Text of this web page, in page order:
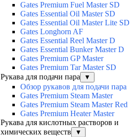
Gates Premium Fuel Master SD
Gates Essential Oil Master SD
Gates Essential Oil Master Lite SD
Gates Longhorn AF
Gates Essential Reel Master D
Gates Essential Bunker Master D
Gates Premium GP Master
Gates Premium Tar Master SD
Рукава для подачи пара
▼
Обзор рукавов для подачи пара
Gates Premium Steam Master
Gates Premium Steam Master Red
Gates Premium Heater Master
Рукава для кислотных растворов и
химических веществ
▼